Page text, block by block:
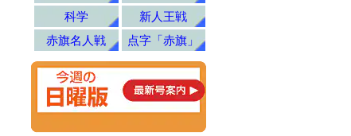
科学
新人王戦
赤旗名人戦
点字「赤旗」